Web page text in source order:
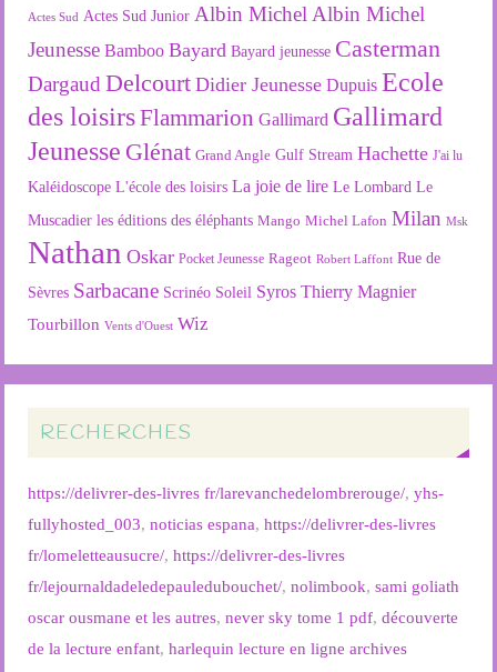
Actes Sud Actes Sud Junior Albin Michel Albin Michel
Jeunesse Bamboo Bayard Bayard jeunesse Casterman
Dargaud Delcourt Didier Jeunesse Dupuis Ecole
des loisirsFlammarion Gallimard Gallimard
Jeunesse Glénat Grand Angle Gulf Stream Hachette J'ai lu
Kaléidoscope L'école des loisirs La joie de lire Le Lombard Le
Muscadier les éditions des éléphants Mango Michel Lafon Milan Msk
Nathan Oskar Pocket Jeunesse Rageot Robert Laffont Rue de
Sèvres Sarbacane Scrinéo Soleil Syros Thierry Magnier
Tourbillon Vents d'Ouest Wiz
RECHERCHES
https://delivrer-des-livres fr/larevanchedelombrerouge/,yhs-
fullyhosted_003,noticias espana,https://delivrer-des-livres
fr/lomeletteausucre/,https://delivrer-des-livres
fr/lejournaldadeledepauledubouchet/,nolimbook,sami goliath
oscar ousmane et les autres,never sky tome 1 pdf,découverte
de la lecture enfant,harlequin lecture en ligne archives